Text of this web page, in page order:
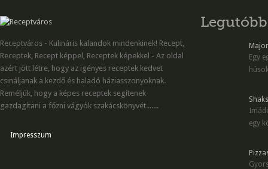
Receptváros - Kulináris kalandok mindenkinek! Recept,
Receptek, Recept képpel, Receptek képekkel - Az oldal
azért jött létre, hogy az igényes receptek kedvet
csináljanak a kezdő és haladó háziasszonyoknak.
Reméljük, hogy a képes receptek segítenek
gazdagítani a főzni vágyók szakácskönyvét.......
Impresszum
Egy
egy